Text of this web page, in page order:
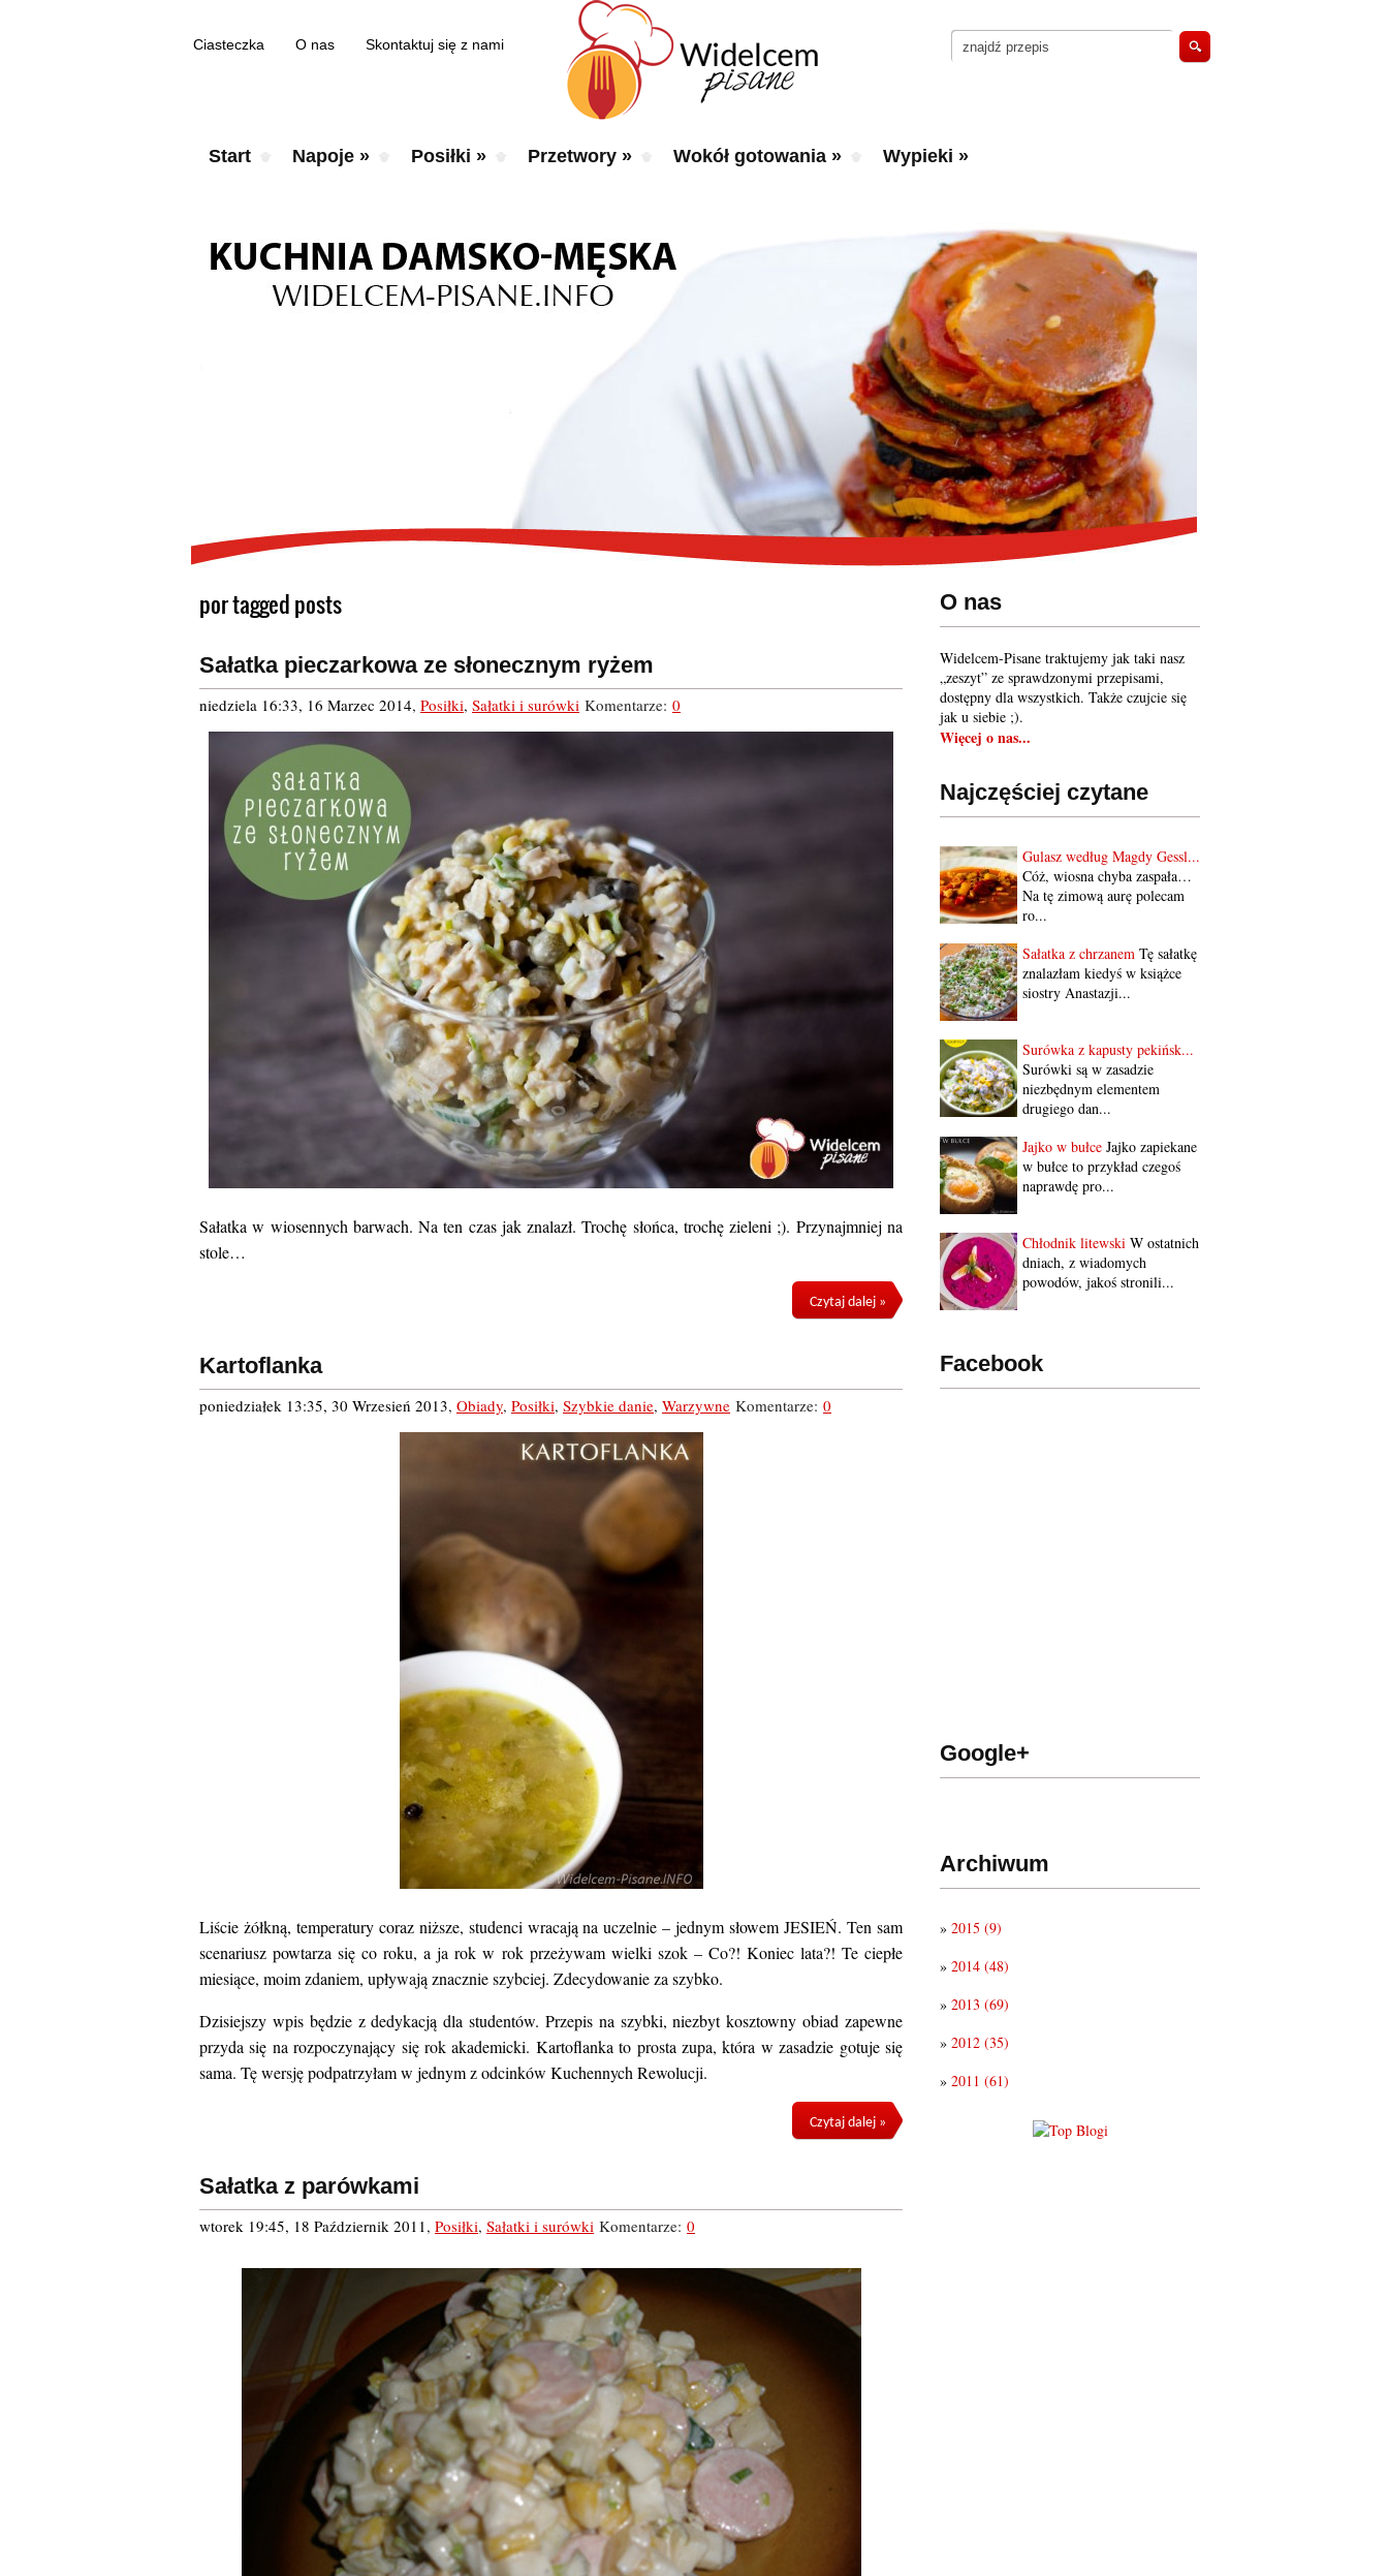
Ciasteczka O nas Skontaktuj się z nami
Start Napoje » Posiłki » Przetwory » Wokół gotowania » Wypieki »
O nas
Widelcem-Pisane traktujemy jak taki nasz
„zeszyt” ze sprawdzonymi przepisami,
dostępny dla wszystkich. Także czujcie się
jak u siebie ;).
Więcej o nas...
Najczęściej czytane
Gulasz według Magdy Gessl...
Cóż, wiosna chyba zaspała…
Na tę zimową aurę polecam
ro...
Sałatka z chrzanem Tę sałatkę
znalazłam kiedyś w książce
siostry Anastazji...
Surówka z kapusty pekińsk...
Surówki są w zasadzie
niezbędnym elementem
drugiego dan...
Jajko w bułce Jajko zapiekane
w bułce to przykład czegoś
naprawdę pro...
Chłodnik litewski W ostatnich
dniach, z wiadomych
powodów, jakoś stronili...
Facebook
Google+
Archiwum
» 2015 (9)
» 2014 (48)
» 2013 (69)
» 2012 (35)
» 2011 (61)
por tagged posts
Sałatka pieczarkowa ze słonecznym ryżem
niedziela 16:33, 16 Marzec 2014, Posiłki, Sałatki i surówki Komentarze: 0
Sałatka w wiosennych barwach. Na ten czas jak znalazł. Trochę słońca, trochę zieleni ;). Przynajmniej na
stole…
Czytaj dalej »
Kartoflanka
poniedziałek 13:35, 30 Wrzesień 2013, Obiady, Posiłki, Szybkie danie, Warzywne Komentarze: 0
Liście żółkną, temperatury coraz niższe, studenci wracają na uczelnie – jednym słowem JESIEŃ. Ten sam
scenariusz powtarza się co roku, a ja rok w rok przeżywam wielki szok – Co?! Koniec lata?! Te ciepłe
miesiące, moim zdaniem, upływają znacznie szybciej. Zdecydowanie za szybko.
Dzisiejszy wpis będzie z dedykacją dla studentów. Przepis na szybki, niezbyt kosztowny obiad zapewne
przyda się na rozpoczynający się rok akademicki. Kartoflanka to prosta zupa, która w zasadzie gotuje się
sama. Tę wersję podpatrzyłam w jednym z odcinków Kuchennych Rewolucji.
Czytaj dalej »
Sałatka z parówkami
wtorek 19:45, 18 Październik 2011, Posiłki, Sałatki i surówki Komentarze: 0